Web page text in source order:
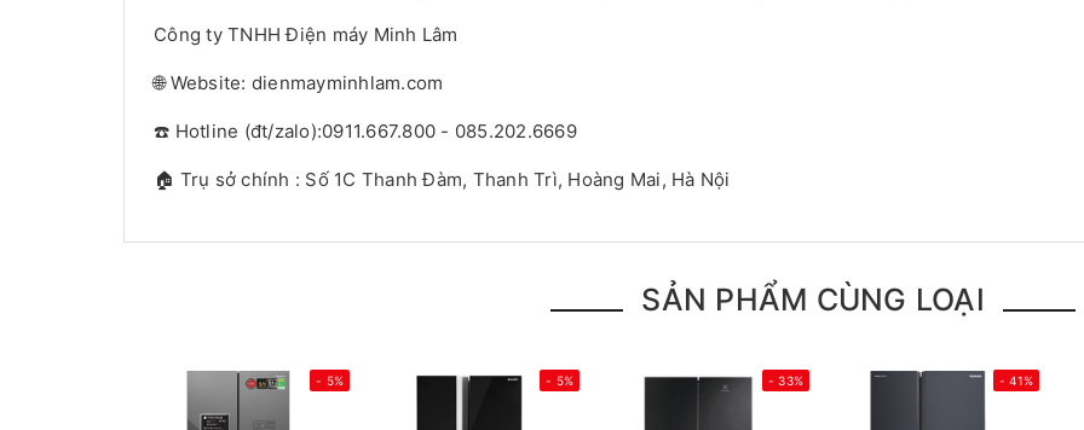
Công ty TNHH Điện máy Minh Lâm
🌐 Website: dienmayminhlam.com
☎️ Hotline (đt/zalo):0911.667.800 - 085.202.6669
🏠 Trụ sở chính : Số 1C Thanh Đàm, Thanh Trì, Hoàng Mai, Hà Nội
SẢN PHẨM CÙNG LOẠI
- 5% - 5% - 33% - 41%